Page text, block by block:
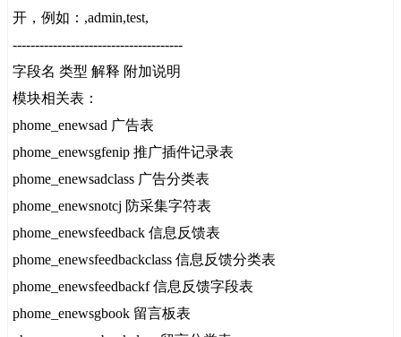
开，例如：,admin,test,
--------------------------------------
字段名 类型 解释 附加说明
模块相关表：
phome_enewsad 广告表
phome_enewsgfenip 推广插件记录表
phome_enewsadclass 广告分类表
phome_enewsnotcj 防采集字符表
phome_enewsfeedback 信息反馈表
phome_enewsfeedbackclass 信息反馈分类表
phome_enewsfeedbackf 信息反馈字段表
phome_enewsgbook 留言板表